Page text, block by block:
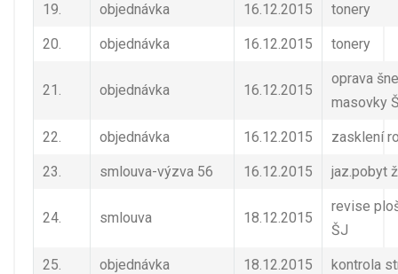
19. objednávka 16.12.2015 tonery
20. objednávka 16.12.2015 tonery
21. objednávka 16.12.2015
oprava
masovky
22. objednávka 16.12.2015 zasklení
23. smlouva-výzva 56 16.12.2015 jaz.pobyt
24. smlouva 18.12.2015
revise
ŠJ
25. objednávka 18.12.2015 kontrola